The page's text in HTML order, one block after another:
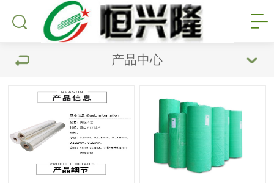
产品中心